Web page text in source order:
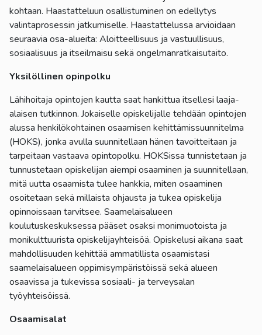
kohtaan. Haastatteluun osallistuminen on edellytys
valintaprosessin jatkumiselle. Haastattelussa arvioidaan
seuraavia osa-alueita: Aloitteellisuus ja vastuullisuus,
sosiaalisuus ja itseilmaisu sekä ongelmanratkaisutaito.
Yksilöllinen opinpolku
Lähihoitaja opintojen kautta saat hankittua itsellesi laaja-
alaisen tutkinnon. Jokaiselle opiskelijalle tehdään opintojen
alussa henkilökohtainen osaamisen kehittämissuunnitelma
(HOKS), jonka avulla suunnitellaan hänen tavoitteitaan ja
tarpeitaan vastaava opintopolku. HOKSissa tunnistetaan ja
tunnustetaan opiskelijan aiempi osaaminen ja suunnitellaan,
mitä uutta osaamista tulee hankkia, miten osaaminen
osoitetaan sekä millaista ohjausta ja tukea opiskelija
opinnoissaan tarvitsee. Saamelaisalueen
koulutuskeskuksessa pääset osaksi monimuotoista ja
monikulttuurista opiskelijayhteisöä. Opiskelusi aikana saat
mahdollisuuden kehittää ammatillista osaamistasi
saamelaisalueen oppimisympäristöissä sekä alueen
osaavissa ja tukevissa sosiaali- ja terveysalan
työyhteisöissä.
Osaamisalat